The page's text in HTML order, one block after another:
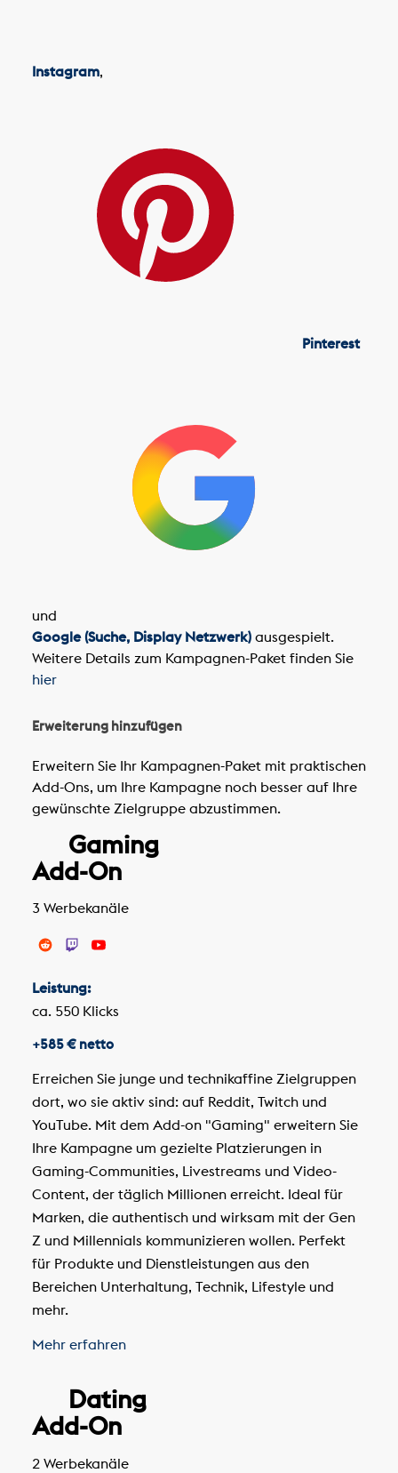
Instagram,
Pinterest
und
Google (Suche, Display Netzwerk)ausgespielt.
Weitere Details zum Kampagnen-Paket finden Sie
hier
Erweiterung hinzufügen
Erweitern Sie Ihr Kampagnen-Paket mit praktischen
Add-Ons, um Ihre Kampagne noch besser auf Ihre
gewünschte Zielgruppe abzustimmen.
Gaming
Add-On
3 Werbekanäle
Leistung:
ca. 550 Klicks
+585 € netto
Erreichen Sie junge und technikaffine Zielgruppen
dort, wo sie aktiv sind: auf Reddit, Twitch und
YouTube. Mit dem Add-on "Gaming" erweitern Sie
Ihre Kampagne um gezielte Platzierungen in
Gaming-Communities, Livestreams und Video-
Content, der täglich Millionen erreicht. Ideal für
Marken, die authentisch und wirksam mit der Gen
Z und Millennials kommunizieren wollen. Perfekt
für Produkte und Dienstleistungen aus den
Bereichen Unterhaltung, Technik, Lifestyle und
mehr.
Mehr erfahren
Dating
Add-On
2 Werbekanäle